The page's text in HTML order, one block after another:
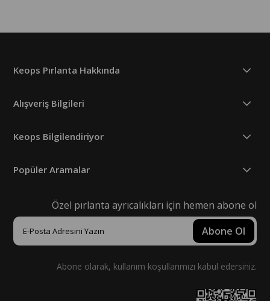
Keops Pırlanta Hakkında
Alışveriş Bilgileri
Keops Bilgilendiriyor
Popüler Aramalar
Özel pırlanta ayrıcalıkları için hemen abone ol
Abone Ol
Abone olarak, kullanım koşullarımızı kabul edersiniz.